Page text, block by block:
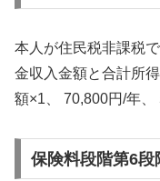
本人が住民税非課税
金収入金額と合計所
額×1、 70,800円/年、
保険料段階第6段